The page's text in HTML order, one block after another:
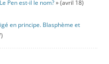
Pen est-il le nom?» (avril 18)
en principe. Blasphème et